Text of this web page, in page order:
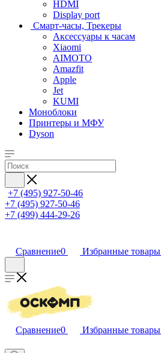
HDMI
Display port
Смарт-часы, Трекеры
Аксессуары к часам
Xiaomi
AIMOTO
Amazfit
Apple
Jet
KUMI
Моноблоки
Принтеры и МФУ
Dyson
+7 (495) 927-50-46
+7 (495) 927-50-46
+7 (499) 444-29-26
Сравнение0 Избранные товары
Сравнение0 Избранные товары